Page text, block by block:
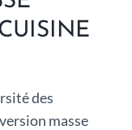
des
masse